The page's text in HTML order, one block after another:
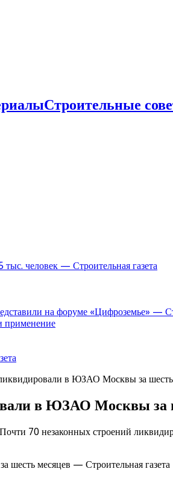
Строительные
человек — Строительная газета
на форуме «Цифроземье» —
применение
в ЮЗАО Москвы за шесть
в ЮЗАО Москвы за
70 незаконных строений